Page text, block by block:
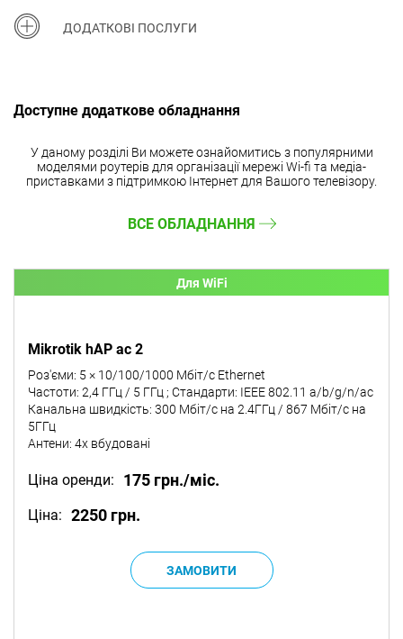
ДОДАТКОВІ ПОСЛУГИ
Доступне додаткове обладнання
У даному розділі Ви можете ознайомитись з популярними
моделями роутерів для організації мережі Wi-fi та медіа-
приставками з підтримкою Інтернет для Вашого телевізору.
ВСЕ ОБЛАДНАННЯ
Для WiFi
Mikrotik hAP ac 2
Роз'єми: 5 × 10/100/1000 Мбіт/с Ethernet
Частоти: 2,4 ГГц / 5 ГГц ; Стандарти: IEEE 802.11 a/b/g/n/ac
Канальна швидкість: 300 Мбіт/с на 2.4ГГц / 867 Мбіт/с на
5ГГц
Антени: 4х вбудовані
Ціна оренди: 175 грн./міс.
Ціна: 2250 грн.